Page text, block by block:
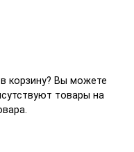
корзину? Вы можете
товары на